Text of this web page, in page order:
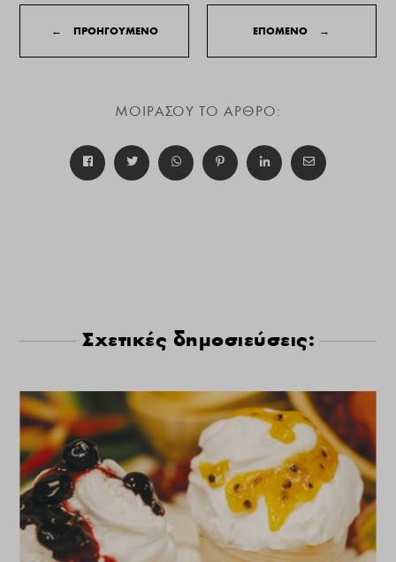
← ΠΡΟΗΓΟΥΜΕΝΟ ΕΠΟΜΕΝΟ →
ΜΟΙΡΑΣΟΥ ΤΟ ΑΡΘΡΟ:
Σχετικές δημοσιεύσεις: